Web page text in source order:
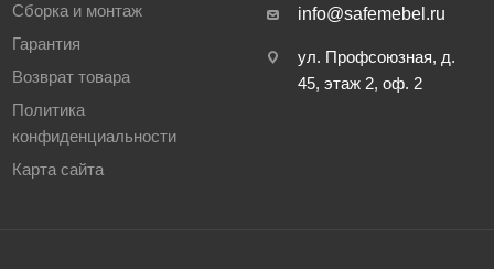
Сборка и монтаж
Гарантия
Возврат товара
Политика
конфиденциальности
Карта сайта
info@safemebel.ru
ул. Профсоюзная, д.
45, этаж 2, оф. 2